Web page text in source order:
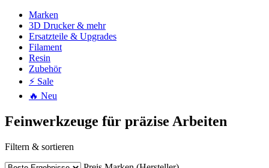
Marken
3D Drucker & mehr
Ersatzteile & Upgrades
Filament
Resin
Zubehör
⚡ Sale
🔥 Neu
Feinwerkzeuge für präzise Arbeiten
Filtern & sortieren